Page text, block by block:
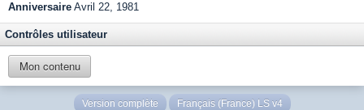
Anniversaire Avril 22, 1981
Contrôles utilisateur
Mon contenu
Version complète Français (France) LS v4